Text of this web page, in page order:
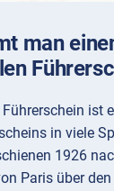
man
ist
in viele
1926
Paris über